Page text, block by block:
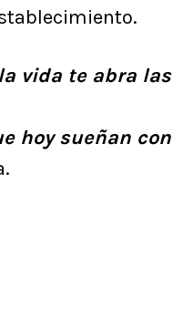
vida te abra las
hoy sueñan con